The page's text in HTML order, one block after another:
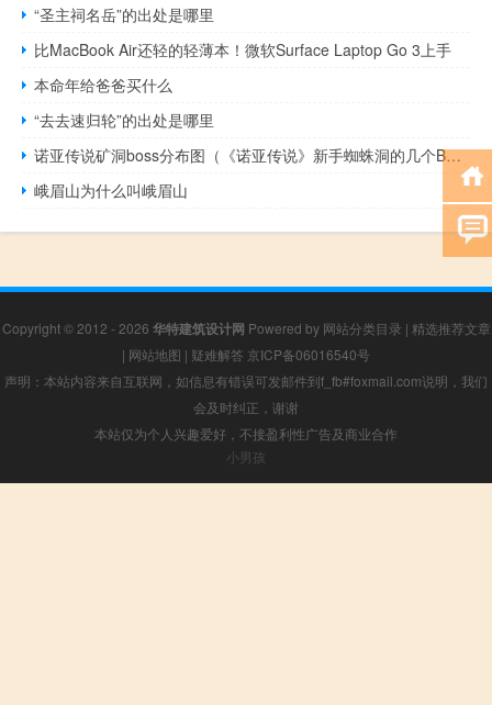
“圣主祠名岳”的出处是哪里
比MacBook Air还轻的轻薄本！微软Surface Laptop Go 3上手
本命年给爸爸买什么
“去去速归轮”的出处是哪里
诺亚传说矿洞boss分布图（《诺亚传说》新手蜘蛛洞的几个BOSS点）
峨眉山为什么叫峨眉山
Copyright © 2012 - 2026 华特建筑设计网 Powered by 网站分类目录 | 精选推荐文章
| 网站地图 | 疑难解答 京ICP备06016540号
声明：本站内容来自互联网，如信息有错误可发邮件到f_fb#foxmail.com说明，我们
会及时纠正，谢谢
本站仅为个人兴趣爱好，不接盈利性广告及商业合作
小男孩